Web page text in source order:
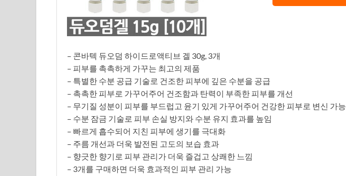
– 콘바텍 듀오덤 하이드로액티브 겔 30g, 3개
– 피부를 촉촉하게 가꾸는 최고의 제품
– 특별한 수분 공급 기술로 건조한 피부에 깊은 수분을 공급
– 촉촉한 피부로 가꾸어주어 건조함과 탄력이 부족한 피부를 개선
– 무기질 성분이 피부를 부드럽고 윤기 있게 가꾸어주어 건강한 피부로 변신 가능
– 수분 잠금 기술로 피부 손실 방지와 수분 유지 효과를 높임
– 빠르게 흡수되어 지친 피부에 생기를 극대화
– 주름 개선과 더욱 발전된 고도의 보습 효과
– 향긋한 향기로 피부 관리가 더욱 즐겁고 상쾌한 느낌
– 3개를 구매하면 더욱 효과적인 피부 관리 가능